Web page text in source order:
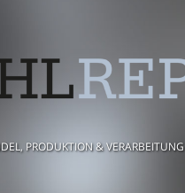
PRODUKTION & VERARBEITUNG